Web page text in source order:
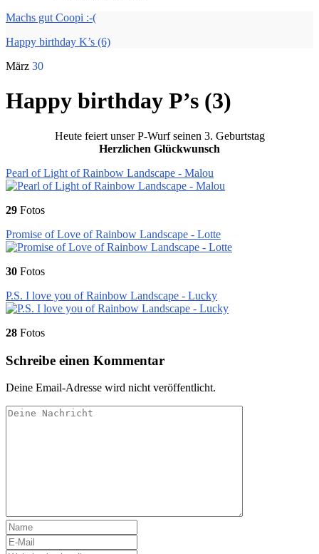
Machs gut Coopi :-(
Happy birthday K’s (6)
März 30
Happy birthday P’s (3)
Heute feiert unser P-Wurf seinen 3. Geburtstag
Herzlichen Glückwunsch
Pearl of Light of Rainbow Landscape - Malou
29 Fotos
Promise of Love of Rainbow Landscape - Lotte
30 Fotos
P.S. I love you of Rainbow Landscape - Lucky
28 Fotos
Schreibe einen Kommentar
Deine Email-Adresse wird nicht veröffentlicht.